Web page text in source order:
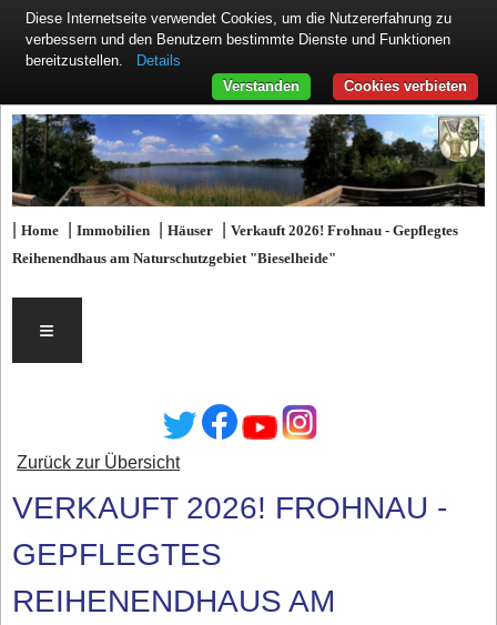
|Home |Immobilien |Häuser |Verkauft 2026! Frohnau - Gepflegtes
Reihenendhaus am Naturschutzgebiet "Bieselheide"
≡
Zurück zur Übersicht
VERKAUFT 2026! FROHNAU -
GEPFLEGTES
REIHENENDHAUS AM
Diese Internetseite verwendet Cookies, um die Nutzererfahrung zu
verbessern und den Benutzern bestimmte Dienste und Funktionen
bereitzustellen.
Details
Cookies verbieten
Verstanden